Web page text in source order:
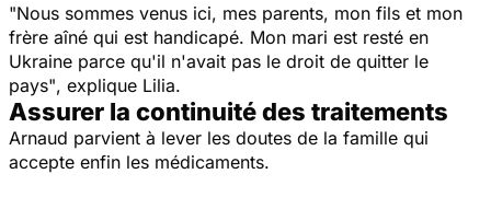
"Nous sommes venus ici, mes parents, mon fils et mon
frère aîné qui est handicapé. Mon mari est resté en
Ukraine parce qu'il n'avait pas le droit de quitter le
pays", explique Lilia.
Assurer la continuité des traitements
Arnaud parvient à lever les doutes de la famille qui
accepte enfin les médicaments.